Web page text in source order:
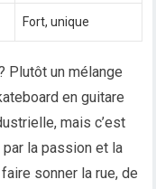
Fort, unique
Plutôt un mélange
en guitare
mais c’est
la passion et la
sonner la rue, de